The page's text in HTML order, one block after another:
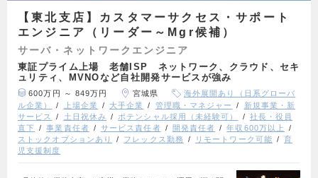
【東北支店】カスタマーサクセス・サポート
エンジニア（リーダー～Mgr候補）
サーバ・ネットワークエンジニア
東証プライム上場 老舗ISP ネットワーク、クラウド、セキ
ュリティ、MVNOなど自社開発サービスが強み
600万円 ～ 849万円 宮城県
海外展開あり（日系グローバ
ル企業）
上場企業 大手企業 管理職・マネジャー
新規事業・新
サービス
土日祝休み ポテンシャル採用（未経験可）
社長・役員
直下
事業責任者 サービス責任者 開発責任者
年収600万以上
ストックオプションあり
フレックス勤務 リモートワーク可能
育
児支援制度